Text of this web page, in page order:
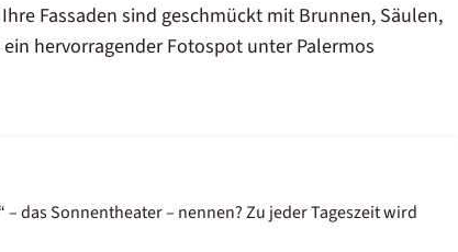
Fassaden sind geschmückt mit Brunnen, Säulen,
hervorragender Fotospot unterPalermos
“– das Sonnentheater – nennen? Zu jeder Tageszeit wird